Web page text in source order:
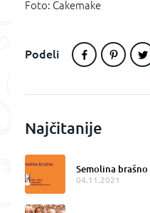
Foto: Cakemake
Podeli
Najčitanije
Semolina brašno
04.11.2021